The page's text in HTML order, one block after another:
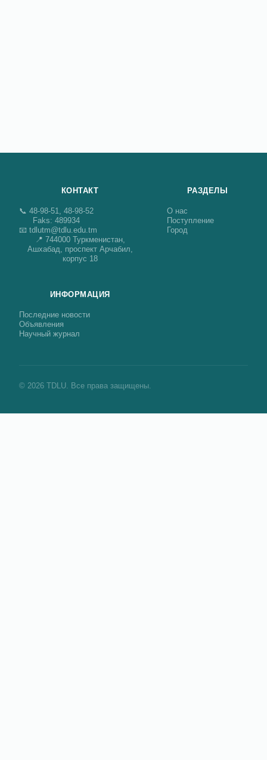
КОНТАКТ
📞 48-98-51, 48-98-52
Faks: 489934
📧 tdlutm@tdlu.edu.tm
📍 744000 Туркменистан,
Ашхабад, проспект Арчабил,
корпус 18
РАЗДЕЛЫ
О нас
Поступление
Город
ИНФОРМАЦИЯ
Последние новости
Объявления
Научный журнал
© 2026 TDLU. Все права защищены.